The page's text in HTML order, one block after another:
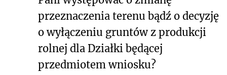
przeznaczenia terenu bądź o decyzję
o wyłączeniu gruntów z produkcji
rolnej dla Działki będącej
przedmiotem wniosku?